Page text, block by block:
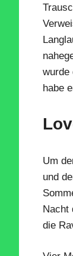
wurde
habe
Um
und
Nacht
die